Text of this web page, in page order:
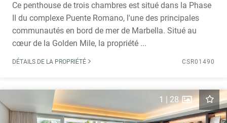
Ce penthouse de trois chambres est situé dans la Phase
II du complexe Puente Romano, l'une des principales
communautés en bord de mer de Marbella. Situé au
cœur de la Golden Mile, la propriété ...
DÉTAILS DE LA PROPRIÉTÉ CSR01490
1 | 28